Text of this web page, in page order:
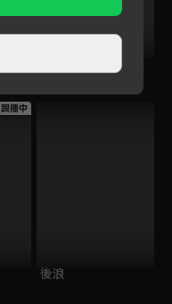
今日免費版-大家說
跟播中
後浪